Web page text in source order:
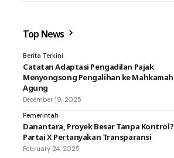
Top News
Berita Terkini
Catatan Adaptasi Pengadilan Pajak
Menyongsong Pengalihan ke Mahkamah
Agung
December 19, 2025
Pemerintah
Danantara, Proyek Besar Tanpa Kontrol?
Partai X Pertanyakan Transparansi
February 24, 2025